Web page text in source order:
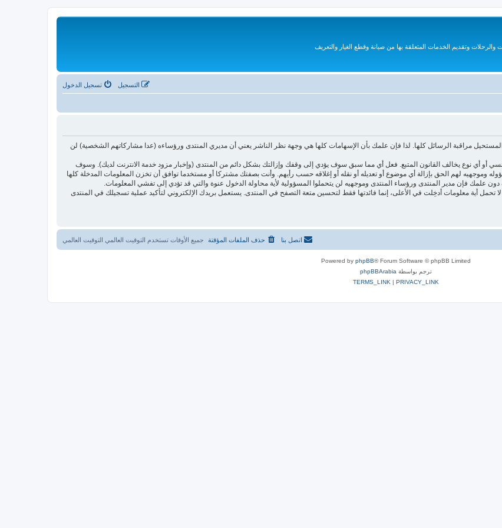
وتقديم الخدمات المتعلقة بها من صيانة وقطع الغيار والتعريف
تسجيل الدخول التسجيل
مراقبة الرسائل كلها. لذا فإن علمك بأن الإسهامات كلها هي وجهة نظر الناشر يعني أن مديري المنتدى ورؤساءه (عدا مشاركاتهم الشخصية) لن
أو أي نوع يخالف القانون المتبع. فعل أي مما سبق سوف يؤدي إلى وقفك وإزالتك بشكل دائم من المنتدى (وإخبار مزود خدمة الانترنت لديك). وسوف
وموجهيه لهم الحق بإزالة أي موضوع أو تعديله أو نقله أو إغلاقه حسب رأيهم. وأنت بصفتك مشتركا أو مستخدما توافق أن تخزن المعلومات المدخلة كلها
علمك فإن مدير المنتدى ورؤساء المنتدى وموجهيه لن يتحملوا المسؤولية لأية محاولة الدخول عنوة والتي قد تؤدي إلى تفشي المعلومات.
هذا المنتدى يستعمل الـ cookies لتخزين معلومات على جهازك. هذه الـ cookies لا تحمل أية معلومات أدخِلت في الأعلى، إنما فائدتها فقط لتحسين متعة التصفح في المنتدى. يستعمل بريدك الإلكتروني لتأكيد عملية تسجيلك في المنتدى
جميع الأوقات تستخدم التوقيت العالمي التوقيت العالمي حذف الملفات المؤقتة اتصل بنا
Powered by phpBB® Forum Software © phpBB Limited
ترجم بواسطة phpBBArabia
PRIVACY_LINK
|
TERMS_LINK